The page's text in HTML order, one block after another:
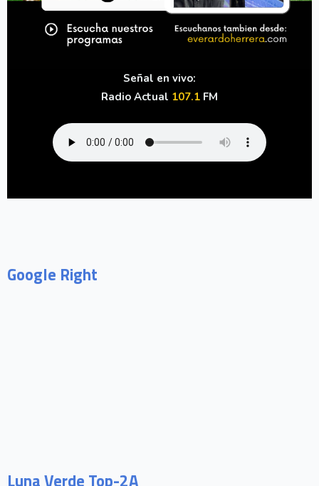
Señal en vivo:
Radio Actual 107.1 FM
Google Right
Luna Verde Top-2A